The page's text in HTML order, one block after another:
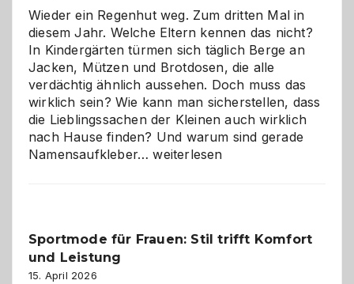
die
richtige
Wahl?
Wieder ein Regenhut weg. Zum dritten Mal in
diesem Jahr. Welche Eltern kennen das nicht?
In Kindergärten türmen sich täglich Berge an
Jacken, Mützen und Brotdosen, die alle
verdächtig ähnlich aussehen. Doch muss das
wirklich sein? Wie kann man sicherstellen, dass
die Lieblingssachen der Kleinen auch wirklich
nach Hause finden? Und warum sind gerade
Namensaufkleber…Namensaufkleber
gegen
weiterlesen
Sportmode für Frauen: Stil trifft Komfort
und Leistung
15. April 2026